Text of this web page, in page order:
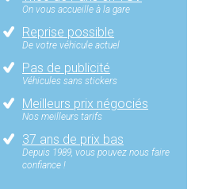
On vous accueille à la gare
Reprise possible
De votre véhicule actuel
Pas de publicité
Véhicules sans stickers
Meilleurs prix négociés
Nos meilleurs tarifs
37 ans de prix bas
Depuis 1989, vous pouvez nous faire
confiance !